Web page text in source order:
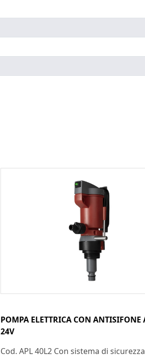
POMPA ELETTRICA CON ANTISIFONE
24V
Cod. APL 40L2 Con sistema di sicurezza